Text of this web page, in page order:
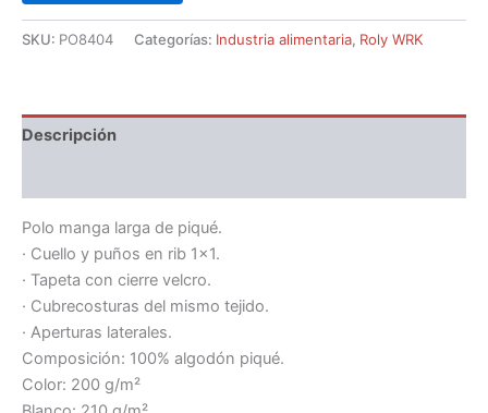
SKU: PO8404 Categorías: Industria alimentaria, Roly WRK
Descripción
Polo manga larga de piqué.
· Cuello y puños en rib 1×1.
· Tapeta con cierre velcro.
· Cubrecosturas del mismo tejido.
· Aperturas laterales.
Composición: 100% algodón piqué.
Color: 200 g/m²